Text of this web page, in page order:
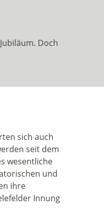
Doch
sich auch
seit dem
wesentliche
und
ihre
Innung